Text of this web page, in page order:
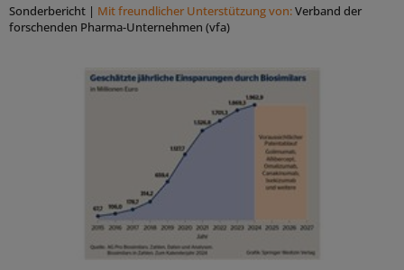
Sonderbericht | Mit freundlicher Unterstützung von:Verband der
forschenden Pharma-Unternehmen (vfa)